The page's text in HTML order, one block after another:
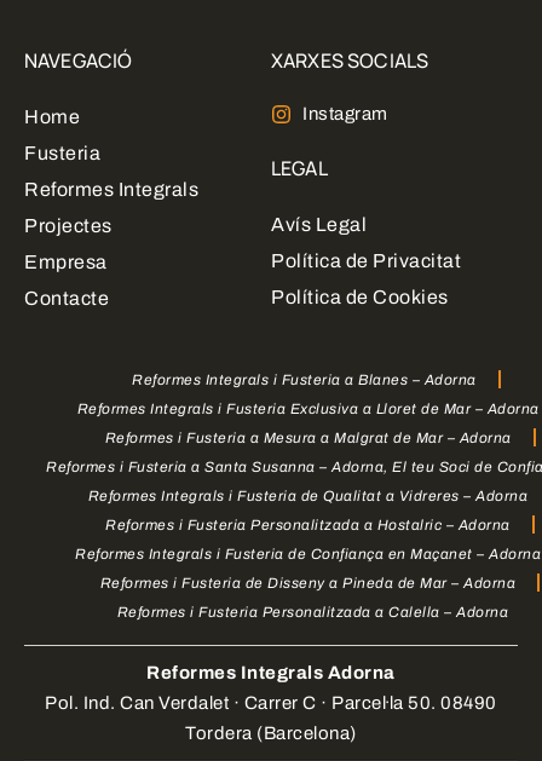
NAVEGACIÓ
Home
Fusteria
Reformes Integrals
Projectes
Empresa
Contacte
XARXES SOCIALS
Instagram
LEGAL
Avís Legal
Política de Privacitat
Política de Cookies
Reformes Integrals i Fusteria a Blanes – Adorna
Reformes Integrals i Fusteria Exclusiva a Lloret de Mar – Adorna
Reformes i Fusteria a Mesura a Malgrat de Mar – Adorna
Reformes i Fusteria a Santa Susanna – Adorna, El teu Soci de
Reformes Integrals i Fusteria de Qualitat a Vidreres – Adorna
Reformes i Fusteria Personalitzada a Hostalric – Adorna
Reformes Integrals i Fusteria de Confiança en Maçanet – Adorna
Reformes i Fusteria de Disseny a Pineda de Mar – Adorna
Reformes i Fusteria Personalitzada a Calella – Adorna
Reformes Integrals Adorna
Pol. Ind. Can Verdalet · Carrer C · Parcel·la 50. 08490
Tordera (Barcelona)